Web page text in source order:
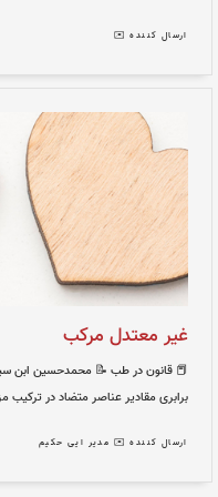
ابن سینا
دارد تا سردی...